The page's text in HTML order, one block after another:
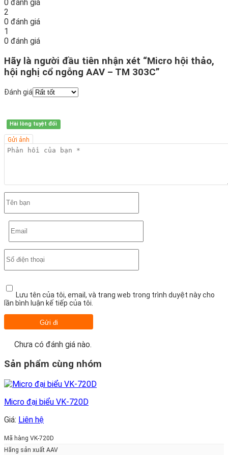
0 đánh giá
2
0 đánh giá
1
0 đánh giá
Hãy là người đầu tiên nhận xét “Micro hội thảo,
hội nghị cổ ngỗng AAV – TM 303C”
Đánh giá
Hài lòng tuyệt đối
Gửi ảnh
Lưu tên của tôi, email, và trang web trong trình duyệt này cho
lần bình luận kế tiếp của tôi.
Chưa có đánh giá nào.
Sản phẩm cùng nhóm
Micro đại biểu VK-720D
Giá: Liên hệ
Mã hàng VK-720D
Hãng sản xuất AAV